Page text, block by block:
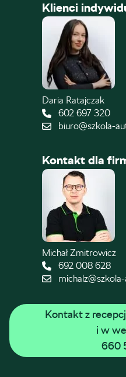
Klienci
Daria Ratajczak
602 697 320
biuro@szkola-
Kontakt dla
Michał Zmitrowicz
692 008 628
Kontakt z
i w
660